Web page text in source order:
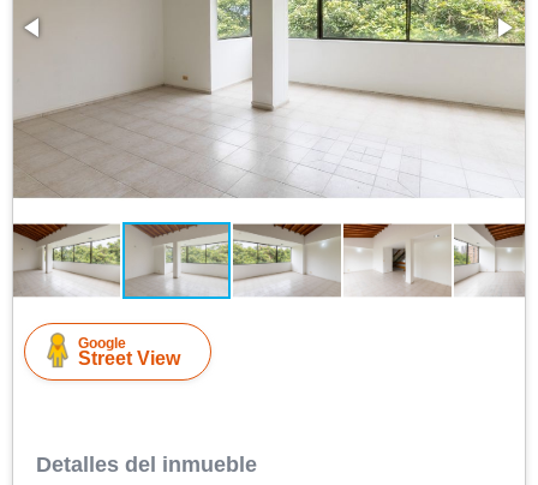
Google
Street View
Detalles del inmueble